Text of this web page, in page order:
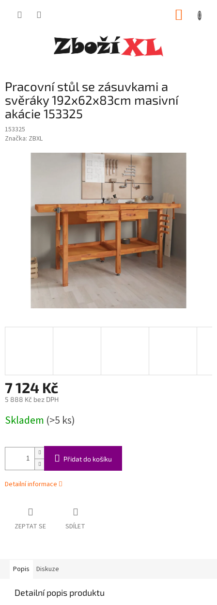
Pracovní stůl se zásuvkami a
svěráky 192x62x83cm masivní
akácie 153325
153325
Značka: ZBXL
7 124 Kč
5 888 Kč bez DPH
cena:
Skladem (>5 ks)
Přidat do košíku
Detailní informace
ZEPTAT SE SDÍLET
Popis Diskuze
Detailní popis produktu